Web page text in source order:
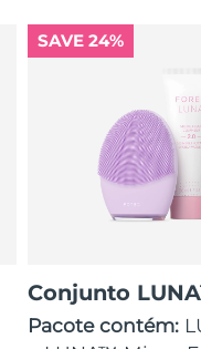
SAVE 24%
Conjunto
Pacote contém: